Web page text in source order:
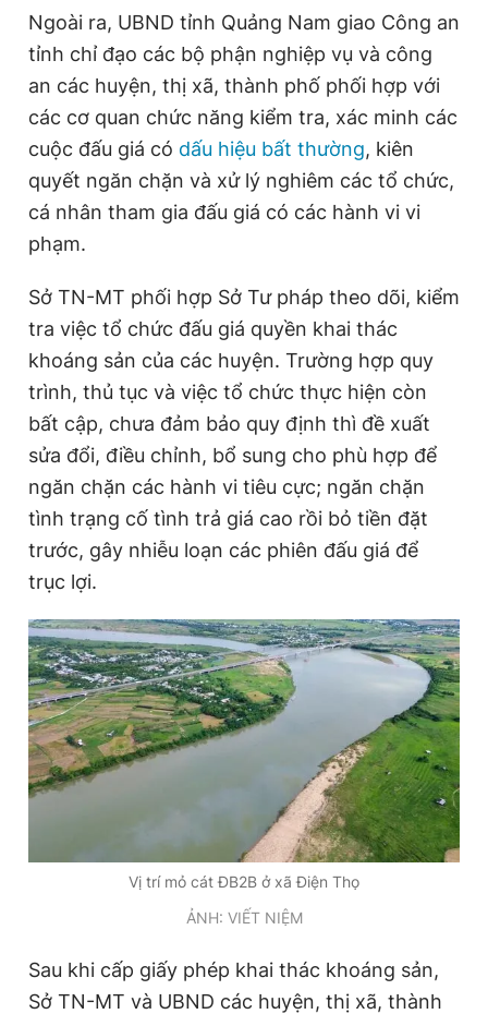
Ngoài ra, UBND tỉnh Quảng Nam giao Công an
tỉnh chỉ đạo các bộ phận nghiệp vụ và công
an các huyện, thị xã, thành phố phối hợp với
các cơ quan chức năng kiểm tra, xác minh các
cuộc đấu giá có dấu hiệu bất thường, kiên
quyết ngăn chặn và xử lý nghiêm các tổ chức,
cá nhân tham gia đấu giá có các hành vi vi
phạm.
Sở TN-MT phối hợp Sở Tư pháp theo dõi, kiểm
tra việc tổ chức đấu giá quyền khai thác
khoáng sản của các huyện. Trường hợp quy
trình, thủ tục và việc tổ chức thực hiện còn
bất cập, chưa đảm bảo quy định thì đề xuất
sửa đổi, điều chỉnh, bổ sung cho phù hợp để
ngăn chặn các hành vi tiêu cực; ngăn chặn
tình trạng cố tình trả giá cao rồi bỏ tiền đặt
trước, gây nhiễu loạn các phiên đấu giá để
trục lợi.
Vị trí mỏ cát ĐB2B ở xã Điện Thọ
ẢNH: VIẾT NIỆM
Sau khi cấp giấy phép khai thác khoáng sản,
Sở TN-MT và UBND các huyện, thị xã, thành